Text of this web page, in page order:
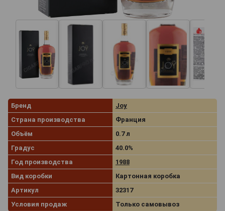
Бренд
Joy
Страна производства
Франция
Объём
0.7 л
Градус
40.0%
Год производства
1988
Вид коробки
Картонная коробка
Артикул
32317
Условия продаж
Только самовывоз